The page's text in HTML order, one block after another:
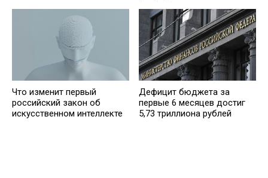
Что изменит первый
российский закон об
искусственном интеллекте
Дефицит бюджета за
первые 6 месяцев достиг
5,73 триллиона рублей